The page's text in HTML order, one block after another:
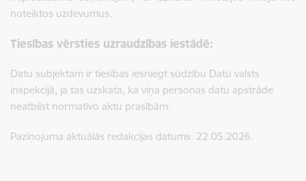
noteiktos uzdevumus.
Tiesības vērsties uzraudzības iestādē:
Datu subjektam ir tiesības iesniegt sūdzību Datu valsts
inspekcijā, ja tas uzskata, ka viņa personas datu apstrāde
neatbilst normatīvo aktu prasībām.
Paziņojuma aktuālās redakcijas datums: 22.05.2026.